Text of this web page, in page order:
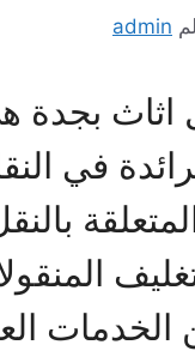
admin
اثاث بجدة
في
الخدمات